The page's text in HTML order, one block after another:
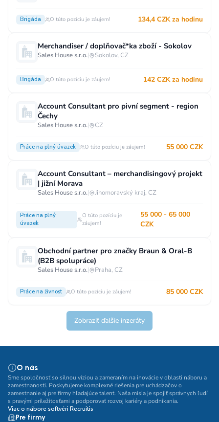
Brigáda O túto pozíciu je záujem! 134,4 CZK za hodinu
Merchandiser / doplňovač*ka zboží - Sokolov
Sales House s.r.o.| Sokolov, CZ
Brigáda O túto pozíciu je záujem! 142 CZK za hodinu
Account Consultant pro pivní segment - region
Čechy
Sales House s.r.o.| CZ
Práce na plný úvazek O túto pozíciu je záujem! 55 000 CZK
Account Consultant – merchandisingový projekt
| jižní Morava
Sales House s.r.o.| Jihomoravský kraj, CZ
Práce na plný
úvazek
O túto pozíciu je
záujem!
55 000 - 65 000
CZK
Obchodní partner pro značky Braun & Oral-B
(B2B spolupráce)
Sales House s.r.o.| Praha, CZ
Práce na živnost O túto pozíciu je záujem! 85 000 CZK
Zobraziť ďalšie inzeráty
Krátkodobá práce
Vzdělání
Odborné vyučení bez maturity
Středoškolské nebo odborné vyučení s maturitou
Vyšší odborné
MBA, MBT, postgraduální studium
O nás
Sme spoločnosť so silnou víziou a zameraním na inovácie v oblasti náboru a
zamestnanosti. Poskytujeme komplexné riešenia pre uchádzačov o
zamestnanie aj pre firmy hľadajúce talent. Naša misia je spojiť správnych ľudí
s pravými príležitosťami a podporovať rozvoj kariéry a podnikania.
Viac o nábore softvéri Recruitis
Pre firmy